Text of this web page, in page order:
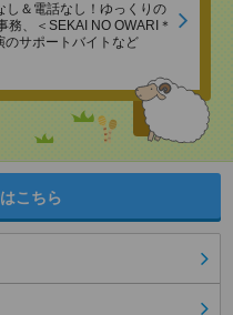
し＆電話なし！ゆっくりの
、＜SEKAI NO OWARI＊
サポートバイトなど
こちら